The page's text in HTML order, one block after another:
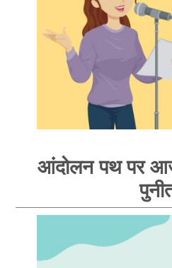
आंदोलन पथ पर